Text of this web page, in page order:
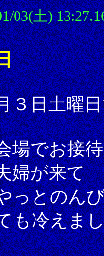
03(土)
３日土曜
場でお接
婦が来て
っとのん
も冷えま